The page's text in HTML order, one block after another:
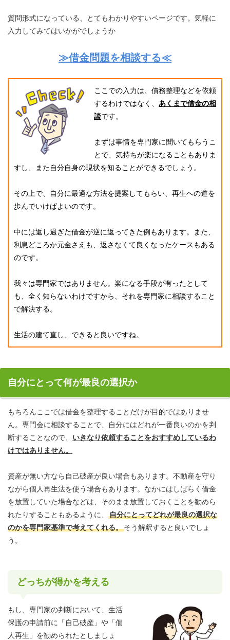
質問形式になっている、とてもわかりやすいページです。気軽に
入力してみてはいかがでしょうか
≫借金問題を相談する≪
ここでの入力は、債務整理などを依頼
するわけではなく、 あくまで借金の相
談です。
まずは事情を専門家に聞いてもらうこ
とで、気持ちが楽になることもありま
すし、また自分自身の現状を知ることができるでしょう。
その上で、自分に最適な方法を提案してもらい、再生への道を
歩んでいけばよいのです。
中には返し過ぎた借金が逆に返ってきた例もあります。また、
利息どころか元金さえも、返さなくて良くなったケースもある
のです。
我々は専門家ではありません。楽になる手段が有ったとして
も、全く知らないわけですから、それを専門家に相談すること
で解決する。
生活の建て直し、できると良いですね。
自分にとって何が最良の選択か
もちろんここでは借金を整理することだけが目的ではありませ
ん。専門会に相談することで、自分にはどれが一番良いのかを判
断することなので、 いきなり依頼することをおすすめしているわ
けではありません。
資産が無い方なら自己破産が良い場合もあります。不動産を守り
ながら個人再生法を使う場合もあります。なかにはしばらく借金
を放置していた場合などは、そのまま放置しておくことを勧めら
れたりすることもあるように、
自分にとってどれが最良の選択な
のかを専門家基準で考えてくれる。そう解釈すると良いでしょ
う。
どっちが得かを考える
もし、専門家の判断において、生活
保護の申請前に「自己破産」や「個
人再生」を勧められたとしましょ